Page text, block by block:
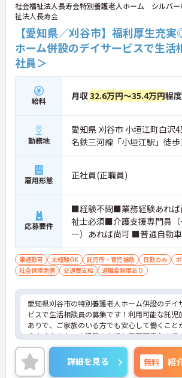
社会福祉法人長寿会特別養護老人ホーム シルバー
祉法人長寿会
【愛知県／刈谷市】福利厚生充
ホーム併設のデイサービスで生活
社員＞
給料 月収32.6万円～35.4万円程度
勤務地
愛知県 刈谷市 小垣江町白沢
名鉄三河線「小垣江駅」徒
雇用形態 正社員(正職員)
応募要件
■経験不問■業務経験あれ
祉士必須■介護支援専門員（
ー）あれば尚可 ■普通自動
■Word、Excelの基本操作で
車通勤可 未経験OK 託児所・育児補助 日勤のみ
社会保険完備
交通費支給 退職金制度あり
愛知県刈谷市の特別養護老人ホーム併設のデイ
ビスで生活相談員の募集です！利用可能な託児
ありで、ご家族のいる方でも安心して働くこと
きます♪また、未経験の方でも応募可能なので
れから介護業界に挑戦したいという方にピッタ
職場です◎ご興味のある方は、面接ポイントを
えしますので、お気軽にご連絡ください。
詳細を見る 無料 紹